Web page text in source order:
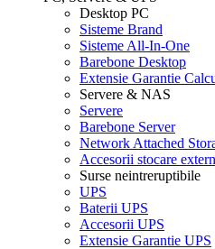
Desktop PC
Sisteme Brand
Sisteme All-In-One
Barebone Desktop
Extensie Garantie
Servere & NAS
Servere
Barebone Server
Network Attached
Accesorii stocare
Surse neintreruptibile
UPS
Baterii UPS
Accesorii UPS
Extensie Garantie UPS